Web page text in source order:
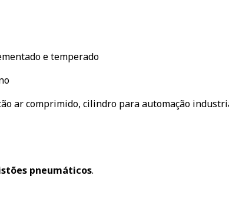
e temperado
ar comprimido, cilindro para automação
pneumáticos.